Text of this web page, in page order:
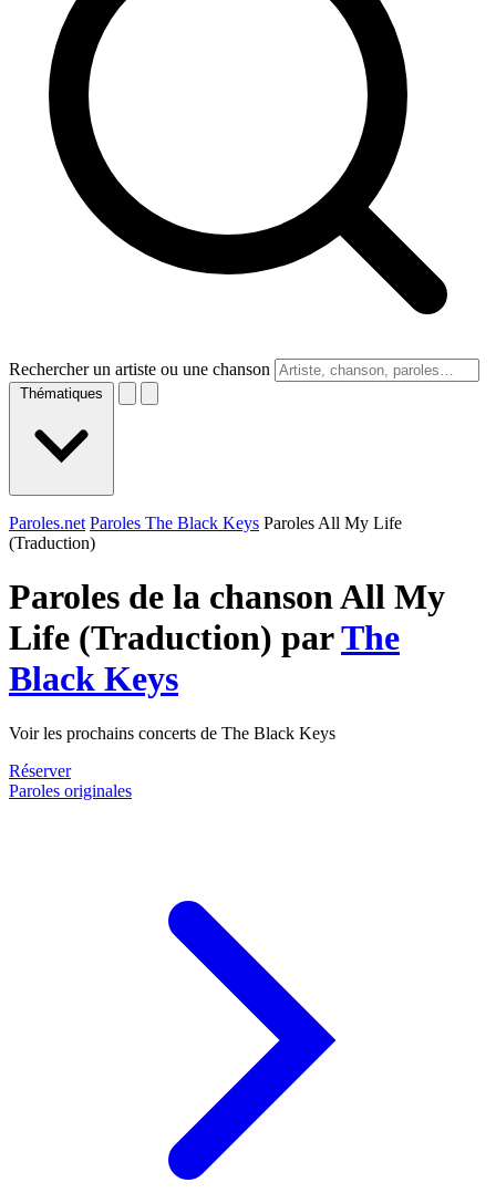
Rechercher un artiste ou une chanson
Thématiques
Paroles.net Paroles The Black Keys Paroles All My Life
(Traduction)
Paroles de la chanson All My
Life (Traduction) parThe
Black Keys
Voir les prochains concerts de The Black Keys
Réserver
Paroles originales